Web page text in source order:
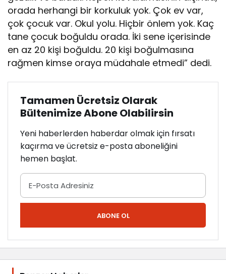
orada herhangi bir korkuluk yok. Çok ev var,
çok çocuk var. Okul yolu. Hiçbir önlem yok. Kaç
tane çocuk boğuldu orada. İki sene içerisinde
en az 20 kişi boğuldu. 20 kişi boğulmasına
rağmen kimse oraya müdahale etmedi” dedi.
Tamamen Ücretsiz Olarak
Bültenimize Abone Olabilirsin
Yeni haberlerden haberdar olmak için fırsatı
kaçırma ve ücretsiz e-posta aboneliğini
hemen başlat.
ABONE OL